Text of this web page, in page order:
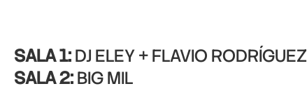
SALA 1:DJ ELEY + FLAVIO RODRÍGUEZ
SALA 2:BIG MIL